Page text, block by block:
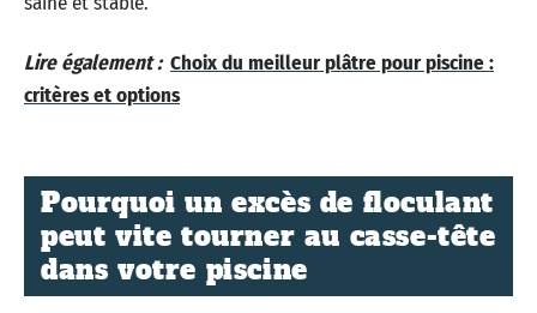
Lire également : Choix du meilleur plâtre pour piscine :
critères et options
Pourquoi un excès de floculant
peut vite tourner au casse-tête
dans votre piscine